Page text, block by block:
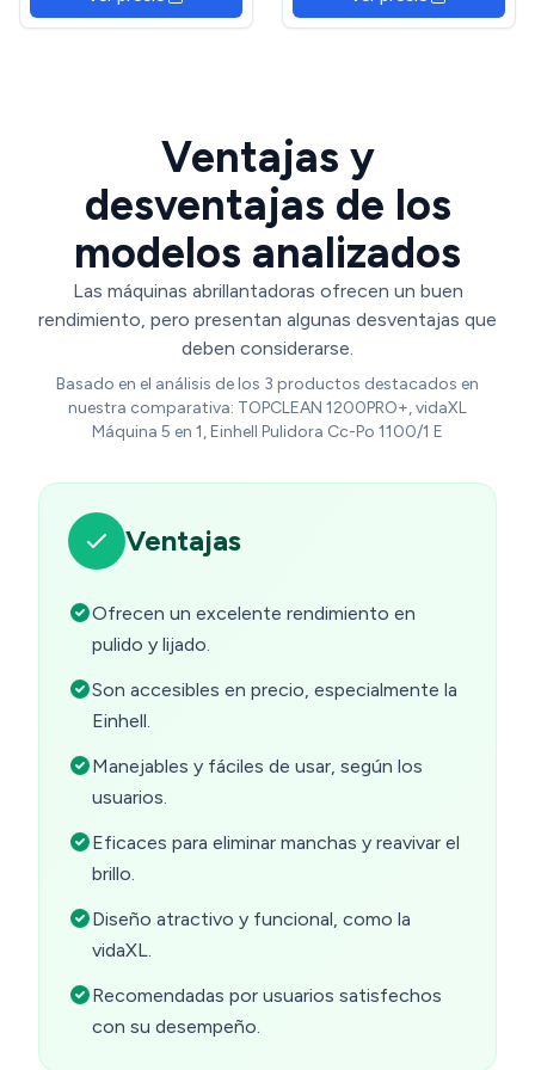
Suelos, Pulidora De
Cemento, Pulidora De
Ventajas y
desventajas de los
modelos analizados
Las máquinas abrillantadoras ofrecen un buen
rendimiento, pero presentan algunas desventajas que
deben considerarse.
Basado en el análisis de los 3 productos destacados en
nuestra comparativa: TOPCLEAN 1200PRO+, vidaXL
Máquina 5 en 1, Einhell Pulidora Cc-Po 1100/1 E
Ventajas
Ofrecen un excelente rendimiento en
pulido y lijado.
Son accesibles en precio, especialmente la
Einhell.
Manejables y fáciles de usar, según los
usuarios.
Eficaces para eliminar manchas y reavivar el
brillo.
Diseño atractivo y funcional, como la
vidaXL.
Recomendadas por usuarios satisfechos
con su desempeño.